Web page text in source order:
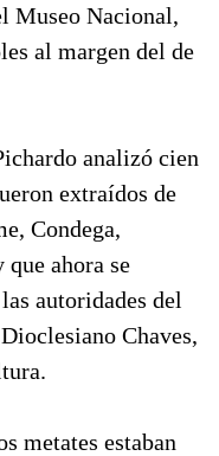
Museo Nacional,
al margen del de
analizó cien
extraídos de
Condega,
ahora se
autoridades del
Chaves,
metates estaban